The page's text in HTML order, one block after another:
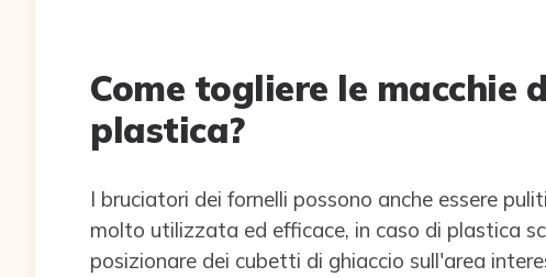
Come togliere le macchie
plastica?
I bruciatori dei fornelli possono anche essere
molto utilizzata ed efficace, in caso di plastica
posizionare dei cubetti di ghiaccio sull'area